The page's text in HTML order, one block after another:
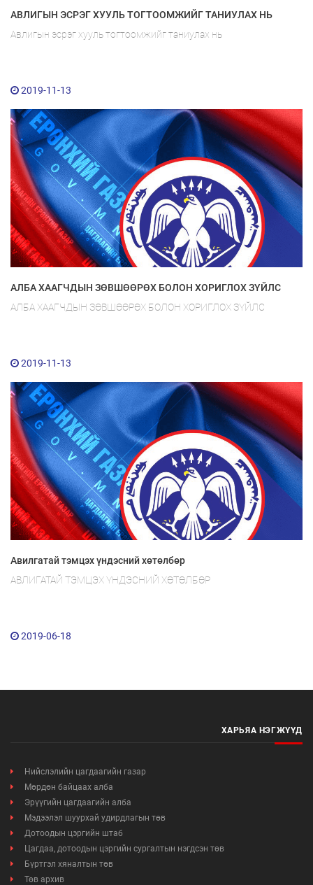
АВЛИГЫН ЭСРЭГ ХУУЛЬ ТОГТООМЖИЙГ ТАНИУЛАХ НЬ
Авлигын эсрэг хууль тогтоомжийг таниулах нь
2019-11-13
АЛБА ХААГЧДЫН ЗӨВШӨӨРӨХ БОЛОН ХОРИГЛОХ ЗҮЙЛС
АЛБА ХААГЧДЫН ЗӨВШӨӨРӨХ БОЛОН ХОРИГЛОХ ЗҮЙЛС
2019-11-13
Авилгатай тэмцэх үндэсний хөтөлбөр
АВЛИГАТАЙ ТЭМЦЭХ ҮНДЭСНИЙ ХӨТӨЛБӨР
2019-06-18
ХАРЬЯА НЭГЖҮҮД
Нийслэлийн цагдаагийн газар
Мөрдөн байцаах алба
Эрүүгийн цагдаагийн алба
Мэдээлэл шуурхай удирдлагын төв
Дотоодын цэргийн штаб
Цагдаа, дотоодын цэргийн сургалтын нэгдсэн төв
Бүртгэл хяналтын төв
Төв архив